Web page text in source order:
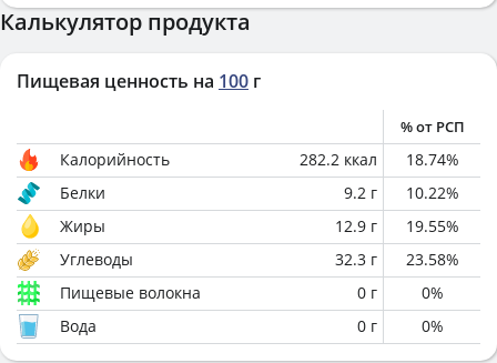
Калькулятор продукта
Пищевая ценность на 100 г
% от РСП
Калорийность 282.2 ккал 18.74%
Белки
9.2 г 10.22%
Жиры
12.9 г 19.55%
Углеводы
32.3 г 23.58%
Пищевые волокна
0 г 0%
Вода
0 г 0%